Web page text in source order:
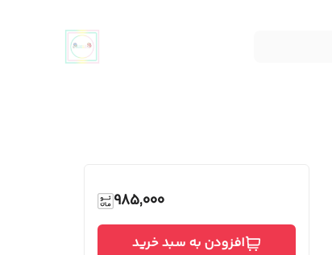
985,000
افزودن به سبد خرید